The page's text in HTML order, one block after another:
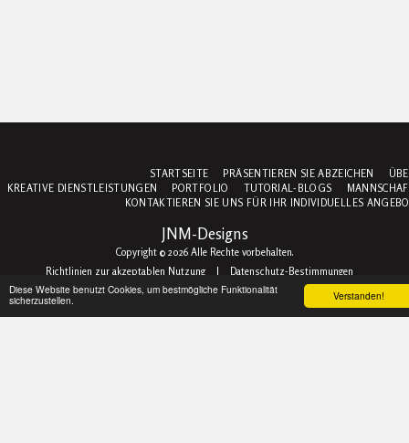
Verstanden!
Diese Website benutzt Cookies, um bestmögliche Funktionalität
sicherzustellen.
JNM-Designs
Copyright © 2026 Alle Rechte vorbehalten.
Richtlinien zur akzeptablen Nutzung| Datenschutz-Bestimmungen
STARTSEITE PRÄSENTIEREN SIE ABZEICHEN
KREATIVE DIENSTLEISTUNGEN
PORTFOLIO TUTORIAL-BLOGS
KONTAKTIEREN SIE UNS FÜR IHR INDIVIDUELLES
ABONNIEREN